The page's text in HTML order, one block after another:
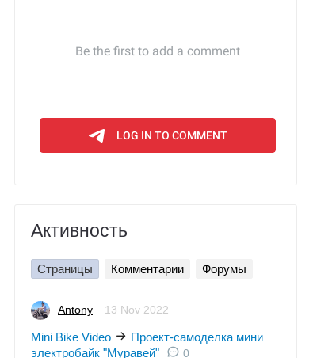
Активность
Страницы Комментарии Форумы
Antony 13 Nov 2022
Mini Bike Video
Проект-самоделка мини
электробайк "Муравей"
0